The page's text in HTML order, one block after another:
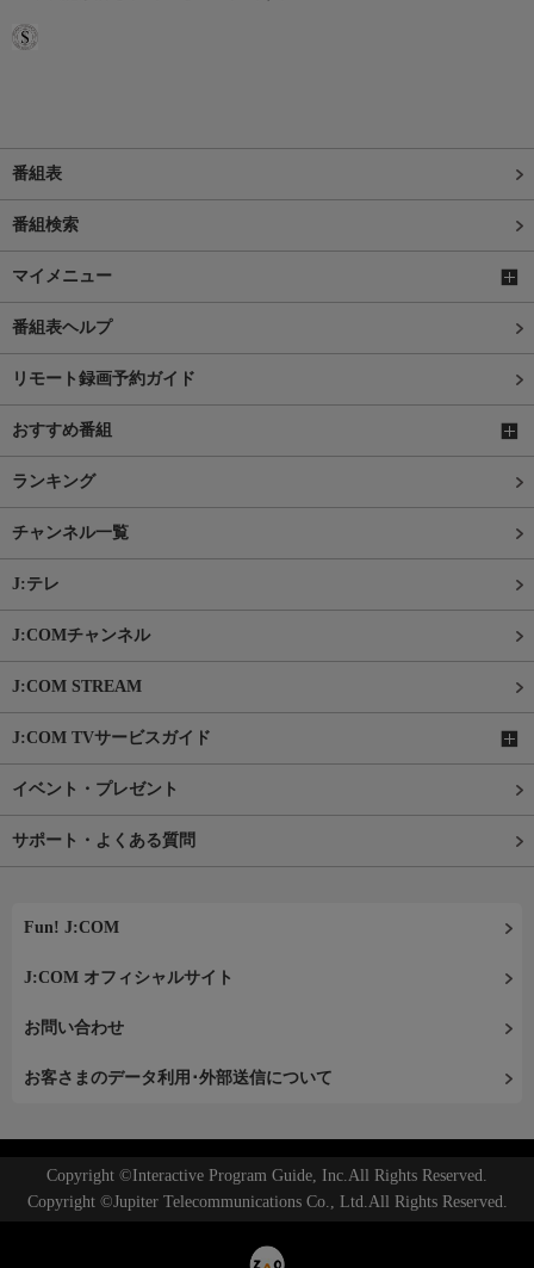
番組表
番組検索
マイメニュー
番組表ヘルプ
リモート録画予約ガイド
おすすめ番組
ランキング
チャンネル一覧
J:テレ
J:COMチャンネル
J:COM STREAM
J:COM TVサービスガイド
イベント・プレゼント
サポート・よくある質問
Fun! J:COM
J:COM オフィシャルサイト
お問い合わせ
お客さまのデータ利用･外部送信について
Copyright ©Interactive Program Guide, Inc.All Rights Reserved.
Copyright ©Jupiter Telecommunications Co., Ltd.All Rights Reserved.